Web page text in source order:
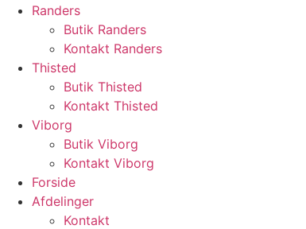
Randers
Butik Randers
Kontakt Randers
Thisted
Butik Thisted
Kontakt Thisted
Viborg
Butik Viborg
Kontakt Viborg
Forside
Afdelinger
Kontakt